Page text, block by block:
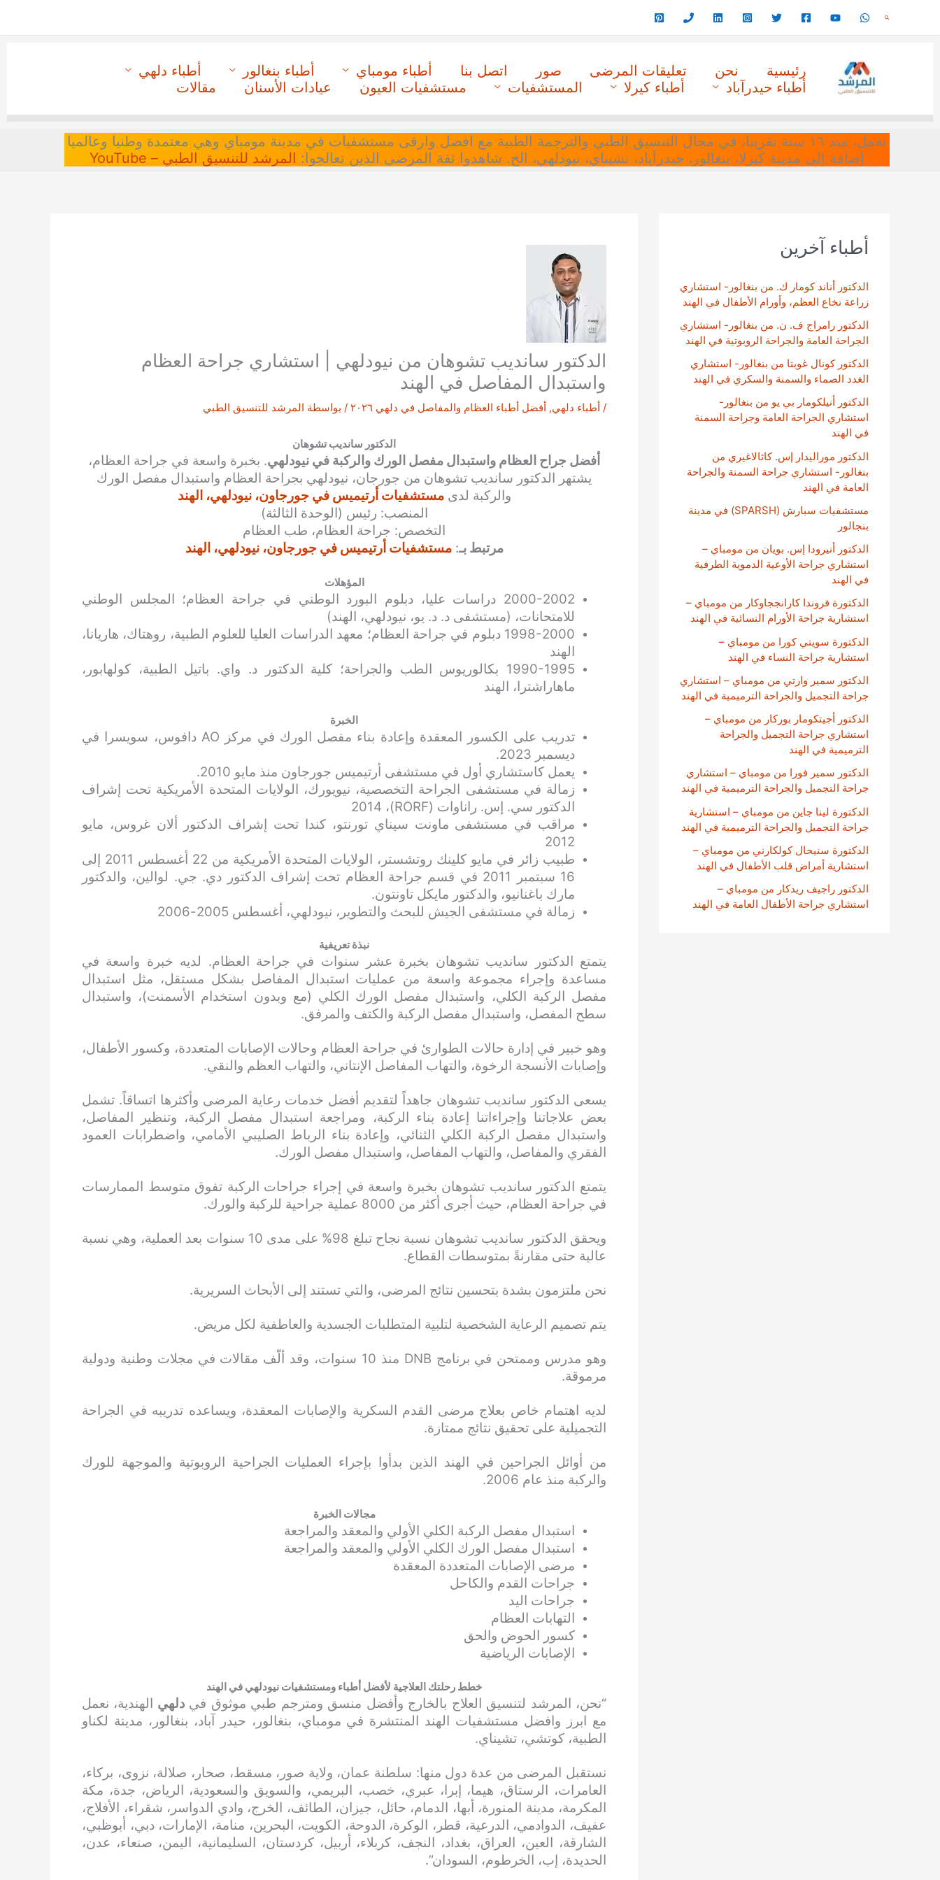
البحث
رئيسية نحن تعليقات المرضى صور اتصل بنا أطباء مومباي أطباء بنغالور
أطباء دلهي
أطباء حيدرآباد
أطباء كيرلا المستشفيات مستشفيات العيون عيادات الأسنان مقالات
نعمل، منذ ١٦ سنة تقريبا، في مجال التنسيق الطبي والترجمة الطبية مع افضل وارقى مستشفيات في مدينة مومباي وهي معتمدة وطنيا وعالميا
إضافة إلى مدينة كيرلا، بنغالور، حيدرآباد، تشيناي، نيودلهي، الخ. شاهدوا ثقة المرضى الذين تعالجوا: المرشد للتنسيق الطبي – YouTube
أطباء آخرين
الدكتور أناند كومار ك. من بنغالور- استشاري
زراعة نخاع العظم، وأورام الأطفال في الهند
الدكتور رامراج ف. ن. من بنغالور- استشاري
الجراحة العامة والجراحة الروبوتية في الهند
الدكتور كونال غوبتا من بنغالور- استشاري
الغدد الصماء والسمنة والسكري في الهند
الدكتور أنيلكومار بي يو من بنغالور-
استشاري الجراحة العامة وجراحة السمنة
في الهند
الدكتور موراليدار إس. كاثالاغيري من
بنغالور- استشاري جراحة السمنة والجراحة
العامة في الهند
مستشفيات سبارش (SPARSH) في مدينة
بنجالور
الدكتور أنيرودا إس. بويان من مومباي –
استشاري جراحة الأوعية الدموية الطرفية
في الهند
الدكتورة فروندا كارانججاوكار من مومباي –
استشارية جراحة الأورام النسائية في الهند
الدكتورة سويتي كورا من مومباي –
استشارية جراحة النساء في الهند
الدكتور سمير وارتي من مومباي – استشاري
جراحة التجميل والجراحة الترميمية في الهند
الدكتور أجيتكومار بوركار من مومباي –
استشاري جراحة التجميل والجراحة
الترميمية في الهند
الدكتور سمير فورا من مومباي – استشاري
جراحة التجميل والجراحة الترميمية في الهند
الدكتورة لينا جاين من مومباي – استشارية
جراحة التجميل والجراحة الترميمية في الهند
الدكتورة سنيحال كولكارني من مومباي –
استشارية أمراض قلب الأطفال في الهند
الدكتور راجيف ريدكار من مومباي –
استشاري جراحة الأطفال العامة في الهند
الدكتور سانديب تشوهان من نيودلهي | استشاري جراحة العظام
واستبدال المفاصل في الهند
/ أطباء دلهي, أفضل أطباء العظام والمفاصل في دلهي ٢٠٢٦ / بواسطة المرشد للتنسيق الطبي
الدكتور سانديب تشوهان
أفضل جراح العظام واستبدال مفصل الورك والركبة في نيودلهي. بخبرة واسعة في جراحة العظام،
يشتهر الدكتور سانديب تشوهان من جورجان، نيودلهي بجراحة العظام واستبدال مفصل الورك
والركبة لدىمستشفيات أرتيميس في جورجاون، نيودلهي، الهند
المنصب: رئيس (الوحدة الثالثة)
التخصص: جراحة العظام، طب العظام
مرتبط بـ:مستشفيات أرتيميس في جورجاون، نيودلهي، الهند
المؤهلات
2000-2002 دراسات عليا، دبلوم البورد الوطني في جراحة العظام؛ المجلس الوطني
للامتحانات، (مستشفى د. د. يو، نيودلهي، الهند)
1998-2000 دبلوم في جراحة العظام؛ معهد الدراسات العليا للعلوم الطبية، روهتاك، هاريانا،
الهند
1990-1995 بكالوريوس الطب والجراحة؛ كلية الدكتور د. واي. باتيل الطبية، كولهابور،
ماهاراشترا، الهند
الخبرة
تدريب على الكسور المعقدة وإعادة بناء مفصل الورك في مركز AO دافوس، سويسرا في
ديسمبر 2023.
يعمل كاستشاري أول في مستشفى أرتيميس جورجاون منذ مايو 2010.
زمالة في مستشفى الجراحة التخصصية، نيويورك، الولايات المتحدة الأمريكية تحت إشراف
الدكتور سي. إس. راناوات (RORF)، 2014
مراقب في مستشفى ماونت سيناي تورنتو، كندا تحت إشراف الدكتور ألان غروس، مايو
2012
طبيب زائر في مايو كلينك روتشستر، الولايات المتحدة الأمريكية من 22 أغسطس 2011 إلى
16 سبتمبر 2011 في قسم جراحة العظام تحت إشراف الدكتور دي. جي. لوالين، والدكتور
مارك باغنانيو، والدكتور مايكل تاونتون.
زمالة في مستشفى الجيش للبحث والتطوير، نيودلهي، أغسطس 2005-2006
نبذة تعريفية
يتمتع الدكتور سانديب تشوهان بخبرة عشر سنوات في جراحة العظام. لديه خبرة واسعة في
مساعدة وإجراء مجموعة واسعة من عمليات استبدال المفاصل بشكل مستقل، مثل استبدال
مفصل الركبة الكلي، واستبدال مفصل الورك الكلي (مع وبدون استخدام الأسمنت)، واستبدال
سطح المفصل، واستبدال مفصل الركبة والكتف والمرفق.
وهو خبير في إدارة حالات الطوارئ في جراحة العظام وحالات الإصابات المتعددة، وكسور الأطفال،
وإصابات الأنسجة الرخوة، والتهاب المفاصل الإنتاني، والتهاب العظم والنقي.
يسعى الدكتور سانديب تشوهان جاهداً لتقديم أفضل خدمات رعاية المرضى وأكثرها اتساقاً. تشمل
بعض علاجاتنا وإجراءاتنا إعادة بناء الركبة، ومراجعة استبدال مفصل الركبة، وتنظير المفاصل،
واستبدال مفصل الركبة الكلي الثنائي، وإعادة بناء الرباط الصليبي الأمامي، واضطرابات العمود
الفقري والمفاصل، والتهاب المفاصل، واستبدال مفصل الورك.
يتمتع الدكتور سانديب تشوهان بخبرة واسعة في إجراء جراحات الركبة تفوق متوسط ​​الممارسات
في جراحة العظام، حيث أجرى أكثر من 8000 عملية جراحية للركبة والورك.
ويحقق الدكتور سانديب تشوهان نسبة نجاح تبلغ 98% على مدى 10 سنوات بعد العملية، وهي نسبة
عالية حتى مقارنةً بمتوسطات القطاع.
نحن ملتزمون بشدة بتحسين نتائج المرضى، والتي تستند إلى الأبحاث السريرية.
يتم تصميم الرعاية الشخصية لتلبية المتطلبات الجسدية والعاطفية لكل مريض.
وهو مدرس وممتحن في برنامج DNB منذ 10 سنوات، وقد ألّف مقالات في مجلات وطنية ودولية
مرموقة.
لديه اهتمام خاص بعلاج مرضى القدم السكرية والإصابات المعقدة، ويساعده تدريبه في الجراحة
التجميلية على تحقيق نتائج ممتازة.
من أوائل الجراحين في الهند الذين بدأوا بإجراء العمليات الجراحية الروبوتية والموجهة للورك
والركبة منذ عام 2006.
مجالات الخبرة
استبدال مفصل الركبة الكلي الأولي والمعقد والمراجعة
استبدال مفصل الورك الكلي الأولي والمعقد والمراجعة
مرضى الإصابات المتعددة المعقدة
جراحات القدم والكاحل
جراحات اليد
التهابات العظام
كسور الحوض والحق
الإصابات الرياضية
خطط رحلتك العلاجية لأفضل أطباء ومستشفيات نيودلهي في الهند
“نحن، المرشد لتنسيق العلاج بالخارج وأفضل منسق ومترجم طبي موثوق في دلهي الهندية، نعمل
مع ابرز وافضل مستشفيات الهند المنتشرة في مومباي، بنغالور، حيدر آباد، بنغالور، مدينة لكناو
الطبية، كوتشي، تشيناي.
نستقبل المرضى من عدة دول منها: سلطنة عمان، ولاية صور، مسقط، صحار، صلالة، نزوى، بركاء،
العامرات، الرستاق، هيما، إبرا، عبري، خصب، البريمي، والسويق والسعودية، الرياض، جدة، مكة
المكرمة، مدينة المنورة، أبها، الدمام، حائل، جيزان، الطائف، الخرج، وادي الدواسر، شقراء، الأفلاج،
عفيف، الدوادمي، الدرعية، قطر، الوكرة، الدوحة، الكويت، البحرين، منامة، الإمارات، دبي، أبوظبي،
الشارقة، العين، العراق، بغداد، النجف، كربلاء، أربيل، كردستان، السليمانية، اليمن، صنعاء، عدن،
الحديدة، إب، الخرطوم، السودان”.